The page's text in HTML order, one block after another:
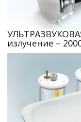
излучение –